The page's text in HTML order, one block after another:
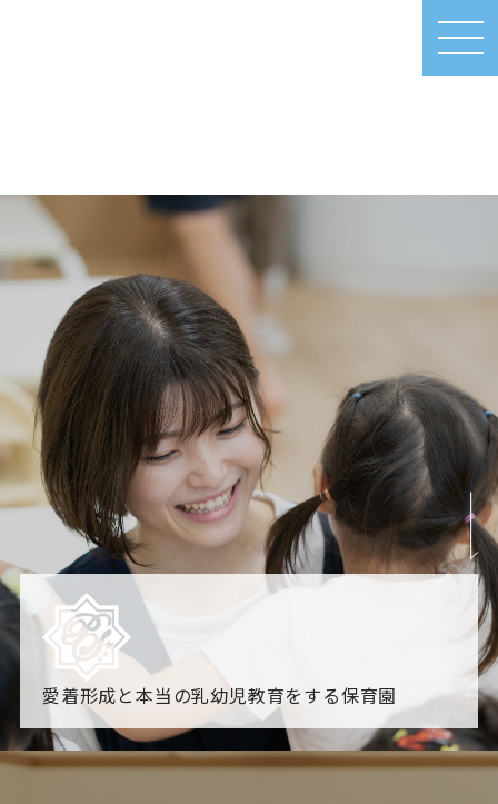
MEN
U
愛着形成と本当の乳幼児教育をする保育園
園からのお知らせ